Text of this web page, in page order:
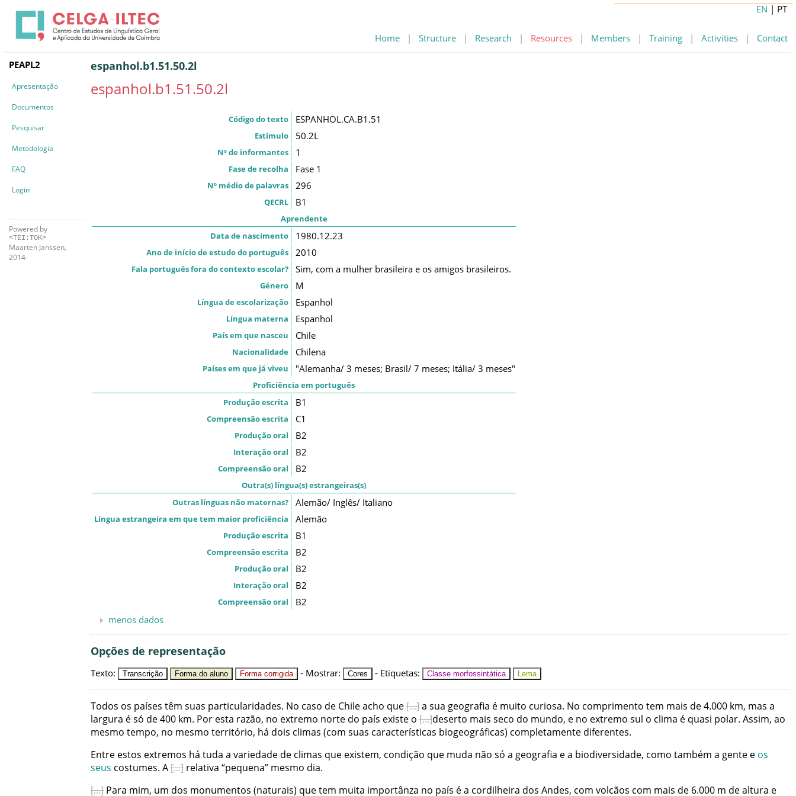
Home | Structure | Research | Resources | Members | Training | Activities | Contact
EN | PT
PEAPL2
Apresentação
Documentos
Pesquisar
Metodologia
FAQ
Login
Powered by
<TEI:TOK>
Maarten Janssen,
2014-
espanhol.b1.51.50.2l
espanhol.b1.51.50.2l
Código do texto ESPANHOL.CA.B1.51
Estímulo 50.2L
Nº de informantes 1
Fase de recolha Fase 1
Nº médio de palavras 296
QECRL B1
Aprendente
Data de nascimento
1980.12.23
Ano de início de estudo do português 2010
Fala português fora do contexto escolar? Sim, com a mulher brasileira e os amigos brasileiros.
Género M
Língua de escolarização Espanhol
Língua materna Espanhol
País em que nasceu Chile
Nacionalidade Chilena
Países em que já viveu "Alemanha/ 3 meses; Brasil/ 7 meses; Itália/ 3 meses"
Proficiência em português
Produção escrita
B1
Compreensão escrita C1
Produção oral B2
Interação oral B2
Compreensão oral B2
Outra(s) língua(s) estrangeiras(s)
Outras línguas não maternas?
Alemão/ Inglês/ Italiano
Língua estrangeira em que tem maior proficiência Alemão
Produção escrita B1
Compreensão escrita B2
Produção oral B2
Interação oral B2
Compreensão oral
B2
menos dados
Opções de representação
Texto: Transcrição Forma do aluno Forma corrigida - Mostrar: Cores - Etiquetas: Classe morfossintática Lema
Todos os países têm suas particularidades. No caso de Chileacho que a sua geografia é muito curiosa. No comprimento tem mais de4.000 km, mas a
largura ésó de400 km. Por esta razão, no extremo norte do país existe o deserto mais seco do mundo, e no extremo sul o clima é quasi polar. Assim, ao
mesmo tempo, no mesmo território, há dois climas (com suas características biogeográficas) completamente diferentes.
Entre estos extremos há tuda a variedade de climas que existem, condição que muda não só a geografia ea biodiversidade, como também a gente e os
seus costumes. A relativa “pequena” mesmo dia.
Para mim, um dos monumentos (naturais) quetem muita importânza no país éa cordilheira dos Andes, com volcãos com mais de 6.000 m dealtura e